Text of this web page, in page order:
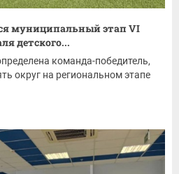
муниципальный этап VI
детского...
команда-победитель,
округ на региональном этапе